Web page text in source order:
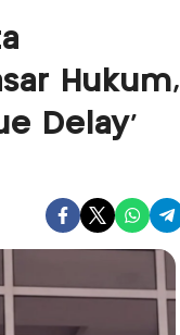
Hukum,
Delay’